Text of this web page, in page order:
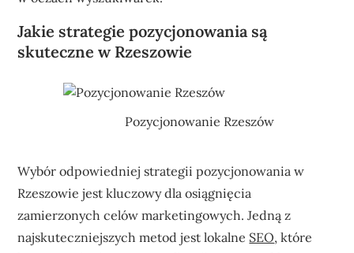
Jakie strategie pozycjonowania są
skuteczne w Rzeszowie
Pozycjonowanie Rzeszów
Wybór odpowiedniej strategii pozycjonowania w
Rzeszowie jest kluczowy dla osiągnięcia
zamierzonych celów marketingowych. Jedną z
najskuteczniejszych metod jest lokalne SEO, które